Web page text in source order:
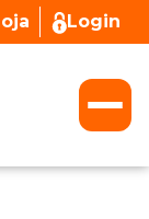
Login